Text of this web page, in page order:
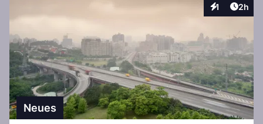
1
Interaktionen
2h
Neues